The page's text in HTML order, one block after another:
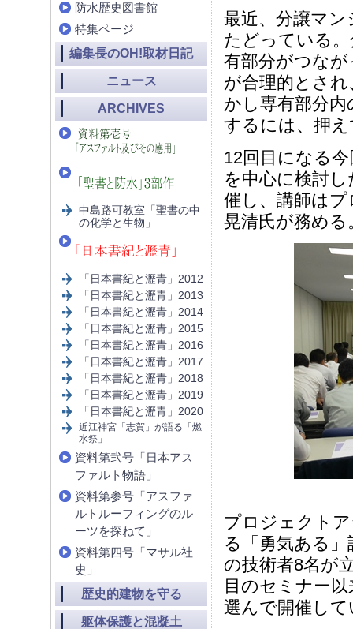
最近、分譲マ
たどっている
有部分がつな
が合理的とさ
かし専有部分
するには、押
12回目になる
を中心に検討
催し、講師は
晃清氏が務める
プロジェクト
る「勇気ある
の技術者8名が
目のセミナー
選んで開催して
防水歴史図書館
特集ページ
編集長のOH!取材日記
ニュース
ARCHIVES
中島路可教室「聖書の中
の化学と生物」
「日本書紀と瀝青」2012
「日本書紀と瀝青」2013
「日本書紀と瀝青」2014
「日本書紀と瀝青」2015
「日本書紀と瀝青」2016
「日本書紀と瀝青」2017
「日本書紀と瀝青」2018
「日本書紀と瀝青」2019
「日本書紀と瀝青」2020
近江神宮「志賀」が語る「燃
水祭」
資料第弐号「日本アス
ファルト物語」
資料第参号「アスファ
ルトルーフィングのル
ーツを探ねて」
資料第四号「マサル社
史」
歴史的建物を守る
躯体保護と混凝土